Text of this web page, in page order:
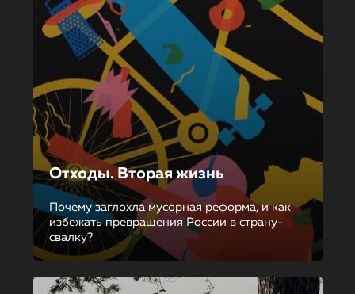
Отходы. Вторая жизнь
Почему заглохла мусорная реформа, и как
избежать превращения России в страну-
свалку?